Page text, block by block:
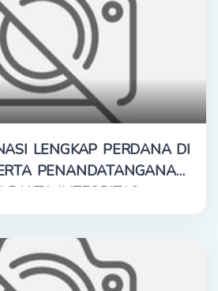
LENGKAP PERDANA DI
PENANDATANGANAN
INTEGRITAS